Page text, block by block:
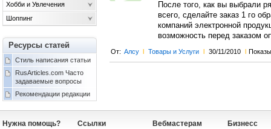
После того, как вы выбрали
всего, сделайте заказ 1 го
компаний электронной
возможность перед заказом
От: Алсу l Товары и Услуги l 30/11/2010 l
Хобби и Увлечения
Шоппинг
Ресурсы статей
Стиль написания статьи
RusArticles.com Часто
задаваемые вопросы
Рекомендации редакции
Нужна помощь? Ссылки Вебмастерам
Бизнесс